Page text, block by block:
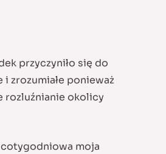
przyczyniło się do
i zrozumiałe ponieważ
rozluźnianie okolicy
moja